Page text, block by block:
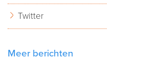
Twitter
Meer berichten